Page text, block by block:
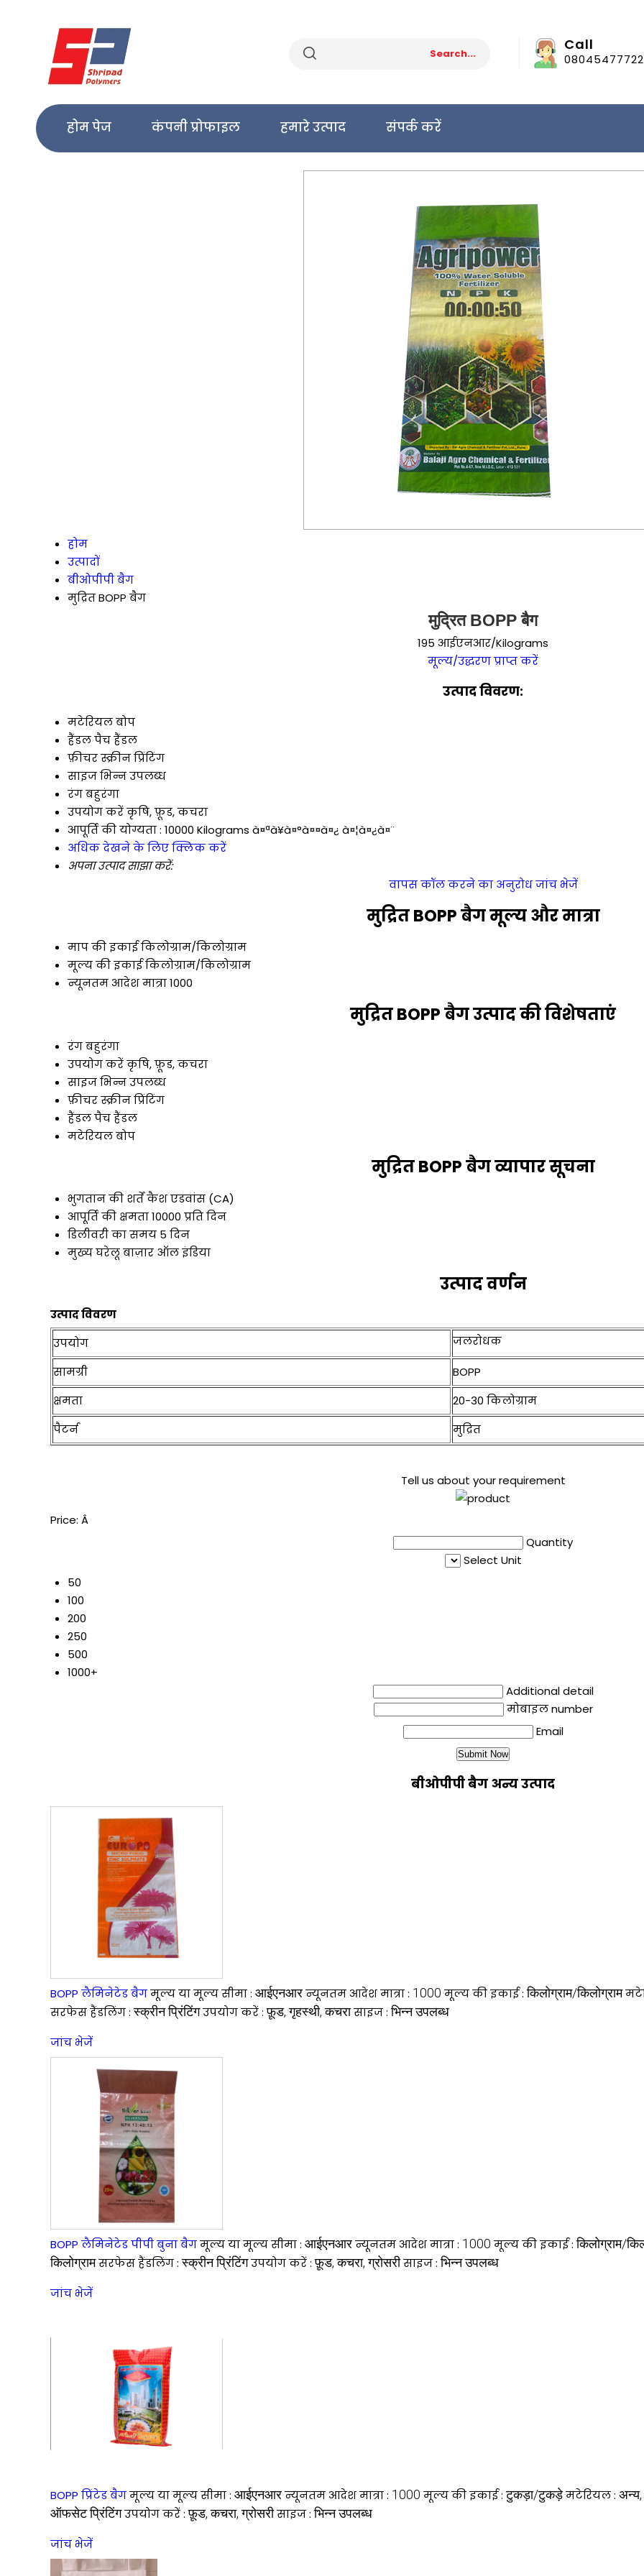
Call
08045477722
होम पेज कंपनी प्रोफाइल हमारे उत्पाद संपर्क करें
होम
उत्पादों
बीओपीपी बैग
मुद्रित BOPP बैग
मुद्रित BOPP बैग
195 आईएनआर/Kilograms
मूल्य/उद्धरण प्राप्त करें
उत्पाद विवरण:
मटेरियलबोप
हैंडलपैच हैंडल
फ़ीचरस्क्रीन प्रिंटिंग
साइजभिन्न उपलब्ध
रंगबहुरंगा
उपयोग करेंकृषि, फ़ूड, कचरा
आपूर्ति की योग्यता : 10000 Kilograms à¤ªà¥à¤°à¤¤à¤¿ à¤¦à¤¿à¤¨
अधिक देखने के लिए क्लिक करें
अपना उत्पाद साझा करें:
वापस कॉल करने का अनुरोध जांच भेजें
मुद्रित BOPP बैग मूल्य और मात्रा
माप की इकाईकिलोग्राम/किलोग्राम
मूल्य की इकाईकिलोग्राम/किलोग्राम
न्यूनतम आदेश मात्रा1000
मुद्रित BOPP बैग उत्पाद की विशेषताएं
रंगबहुरंगा
उपयोग करेंकृषि, फ़ूड, कचरा
साइजभिन्न उपलब्ध
फ़ीचरस्क्रीन प्रिंटिंग
हैंडलपैच हैंडल
मटेरियलबोप
मुद्रित BOPP बैग व्यापार सूचना
भुगतान की शर्तेंकैश एडवांस (CA)
आपूर्ति की क्षमता10000 प्रति दिन
डिलीवरी का समय 5 दिन
मुख्य घरेलू बाज़ार ऑल इंडिया
उत्पाद वर्णन
उत्पाद विवरण
उपयोग
जलरोधक
सामग्री
BOPP
क्षमता
20-30 किलोग्राम
पैटर्न
मुद्रित
Tell us about your requirement
Price: Â
Quantity
Select Unit
50
100
200
250
500
1000+
Additional detail
मोबाइल number
Email
बीओपीपी बैग अन्य उत्पाद
BOPP लैमिनेटेड बैगमूल्य या मूल्य सीमा : आईएनआरन्यूनतम आदेश मात्रा : 1000 मूल्य की इकाई :किलोग्राम/किलोग्राम
सरफेस हैंडलिंग :स्क्रीन प्रिंटिंगउपयोग करें :फ़ूड, गृहस्थी, कचरासाइज :भिन्न उपलब्ध
जांच भेजें
BOPP लैमिनेटेड पीपी बुना बैगमूल्य या मूल्य सीमा : आईएनआरन्यूनतम आदेश मात्रा : 1000 मूल्य की इकाई :किलोग्राम/
किलोग्रामसरफेस हैंडलिंग :स्क्रीन प्रिंटिंगउपयोग करें :फ़ूड, कचरा, ग्रोसरीसाइज :भिन्न उपलब्ध
जांच भेजें
BOPP प्रिंटेड बैगमूल्य या मूल्य सीमा : आईएनआरन्यूनतम आदेश मात्रा : 1000 मूल्य की इकाई :टुकड़ा/टुकड़ेमटेरियल : अन्य,
ऑफसेट प्रिंटिंगउपयोग करें :फ़ूड, कचरा, ग्रोसरीसाइज :भिन्न उपलब्ध
जांच भेजें